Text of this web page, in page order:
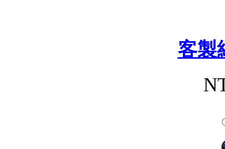
客製